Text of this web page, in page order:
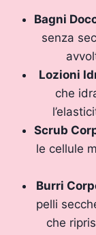
Bagni
senza
Lozioni
che
Scrub
le cellule
Burri
pelli
che